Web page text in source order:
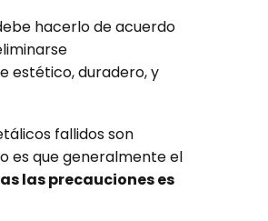
hacerlo de acuerdo
estético, duradero, y
fallidos son
es que generalmente el
las precauciones es